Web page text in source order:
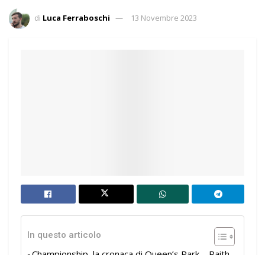
di Luca Ferraboschi 13 Novembre 2023
In questo articolo